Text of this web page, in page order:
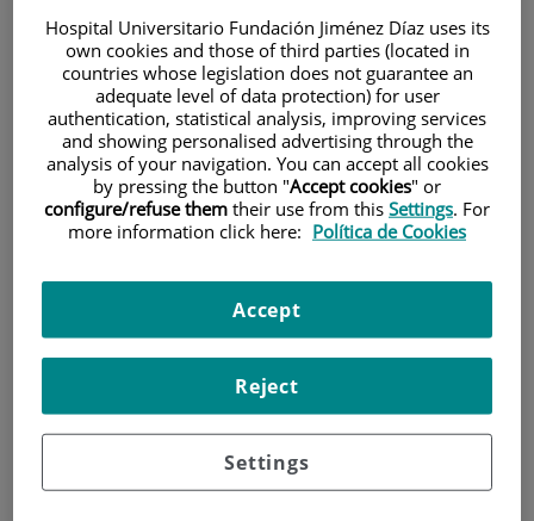
Investigación
Hospital Universitario Fundación Jiménez Díaz uses its
own cookies and those of third parties (located in
countries whose legislation does not guarantee an
adequate level of data protection) for user
authentication, statistical analysis, improving services
and showing personalised advertising through the
analysis of your navigation. You can accept all cookies
by pressing the button "Accept cookies" or
configure/refuse them their use from this Settings. For
more information click here: Política de Cookies
Settings
Reject
Accept